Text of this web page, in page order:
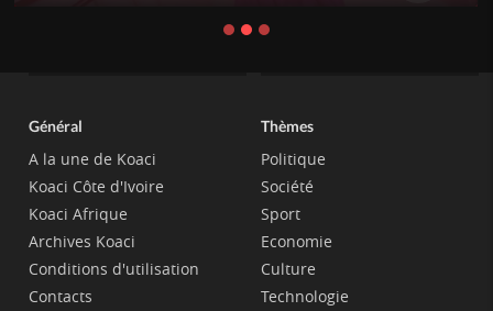
Général
A la une de Koaci
Koaci Côte d'Ivoire
Koaci Afrique
Archives Koaci
Conditions d'utilisation
Contacts
Thèmes
Politique
Société
Sport
Economie
Culture
Technologie